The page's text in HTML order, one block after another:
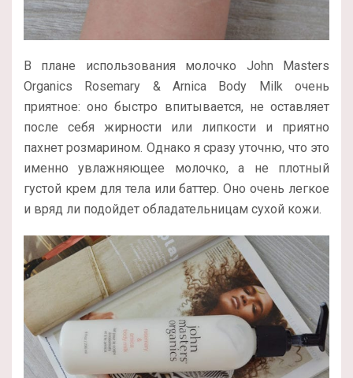
В плане использования молочко John Masters
Organics Rosemary & Arnica Body Milk очень
приятное: оно быстро впитывается, не оставляет
после себя жирности или липкости и приятно
пахнет розмарином. Однако я сразу уточню, что это
именно увлажняющее молочко, а не плотный
густой крем для тела или баттер. Оно очень легкое
и вряд ли подойдет обладательницам сухой кожи.